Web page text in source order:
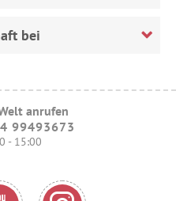
bei
anrufen
99493673
- 15:00